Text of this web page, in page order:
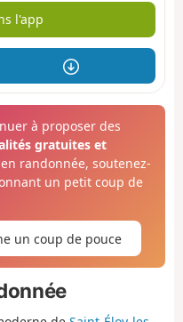
l'app
à proposer des
gratuites et
randonnée, soutenez-
un petit coup de
un coup de pouce